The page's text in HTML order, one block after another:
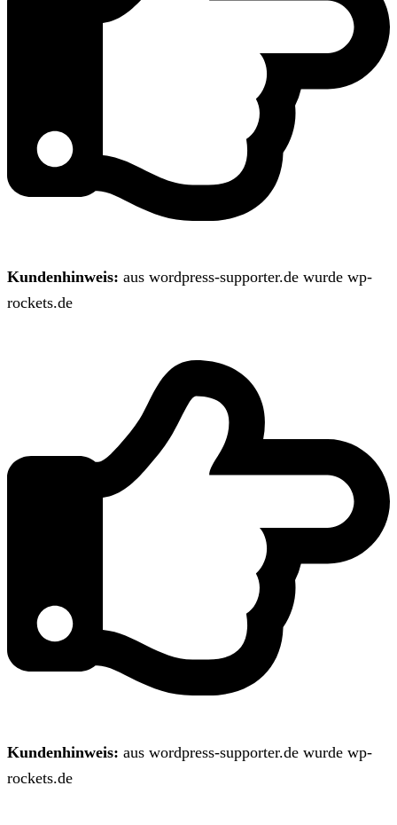
Kundenhinweis: aus wordpress-supporter.de wurde wp-
rockets.de
Kundenhinweis: aus wordpress-supporter.de wurde wp-
rockets.de